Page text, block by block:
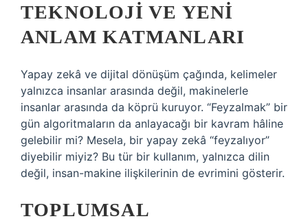
TEKNOLOJI VE YENI
ANLAM KATMANLARI
Yapay zekâ ve dijital dönüşüm çağında, kelimeler
yalnızca insanlar arasında değil, makinelerle
insanlar arasında da köprü kuruyor. “Feyzalmak” bir
gün algoritmaların da anlayacağı bir kavram hâline
gelebilir mi? Mesela, bir yapay zekâ “feyzalıyor”
diyebilir miyiz? Bu tür bir kullanım, yalnızca dilin
değil, insan-makine ilişkilerinin de evrimini gösterir.
TOPLUMSAL